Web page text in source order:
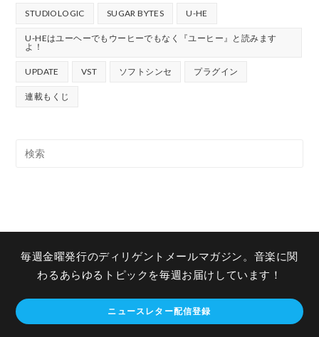
STUDIOLOGIC SUGAR BYTES U-HE
U-HEはユーヘーでもウーヒーでもなく『ユーヒー』と読みます
よ！
UPDATE VST ソフトシンセ プラグイン
連載もくじ
毎週金曜発行のディリゲントメールマガジン。音楽に関
わるあらゆるトピックを毎週お届けしています！
ニュースレター配信登録